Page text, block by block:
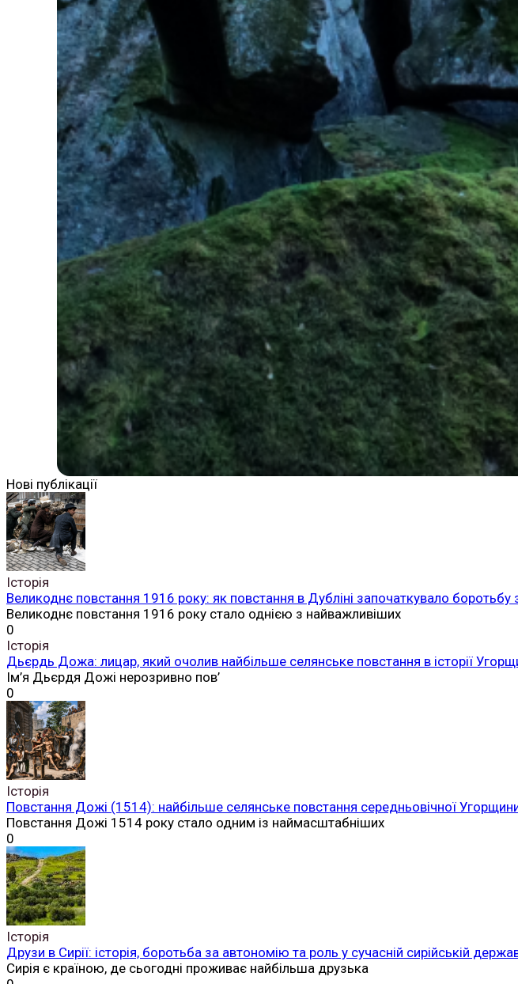
Нові публікації
Історія
Великоднє повстання 1916 року: як повстання в Дубліні започаткувало боротьбу
Великоднє повстання 1916 року стало однією з найважливіших
0
Історія
Дьєрдь Дожа: лицар, який очолив найбільше селянське повстання в історії
Ім’я Дьєрдя Дожі нерозривно пов’
0
Історія
Повстання Дожі (1514): найбільше селянське повстання середньовічної
Повстання Дожі 1514 року стало одним із наймасштабніших
0
Історія
Друзи в Сирії: історія, боротьба за автономію та роль у сучасній сирійській
Сирія є країною, де сьогодні проживає найбільша друзька